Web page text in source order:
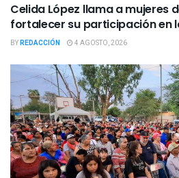
Celida López llama a mujeres
fortalecer su participación en
BYREDACCIÓN 4 AGOSTO, 2026